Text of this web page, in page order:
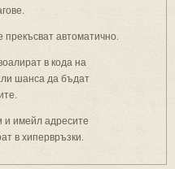
автоматично.
в кода на
шанса да бъдат
и имейл адресите
в хипервръзки.